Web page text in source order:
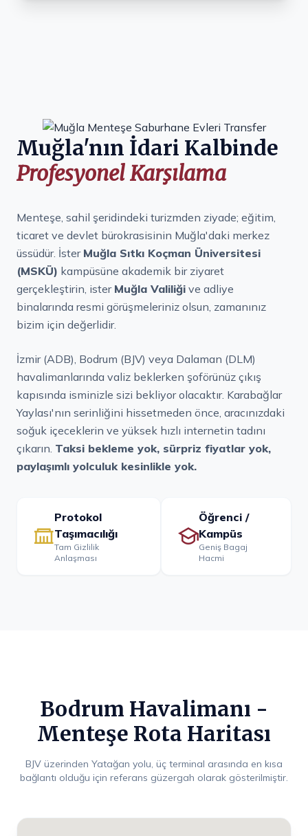
Muğla'nın İdari Kalbinde
Profesyonel Karşılama
Menteşe, sahil şeridindeki turizmden ziyade; eğitim,
ticaret ve devlet bürokrasisinin Muğla'daki merkez
üssüdür. İster Muğla Sıtkı Koçman Üniversitesi
(MSKÜ) kampüsüne akademik bir ziyaret
gerçekleştirin, ister Muğla Valiliği ve adliye
binalarında resmi görüşmeleriniz olsun, zamanınız
bizim için değerlidir.
İzmir (ADB), Bodrum (BJV) veya Dalaman (DLM)
havalimanlarında valiz beklerken şoförünüz çıkış
kapısında isminizle sizi bekliyor olacaktır. Karabağlar
Yaylası'nın serinliğini hissetmeden önce, aracınızdaki
soğuk içeceklerin ve yüksek hızlı internetin tadını
çıkarın. Taksi bekleme yok, sürpriz fiyatlar yok,
paylaşımlı yolculuk kesinlikle yok.
Protokol
Taşımacılığı
Tam Gizlilik
Anlaşması
Öğrenci /
Kampüs
Geniş Bagaj
Hacmi
Bodrum Havalimanı -
Menteşe Rota Haritası
BJV üzerinden Yatağan yolu, üç terminal arasında en kısa
bağlantı olduğu için referans güzergah olarak gösterilmiştir.